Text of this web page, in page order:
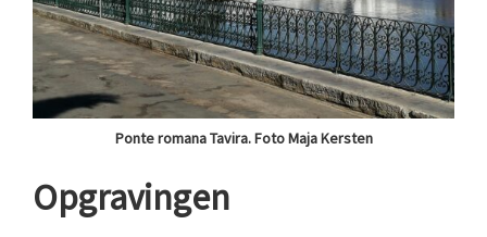
Ponte romana Tavira. Foto Maja Kersten
Opgravingen